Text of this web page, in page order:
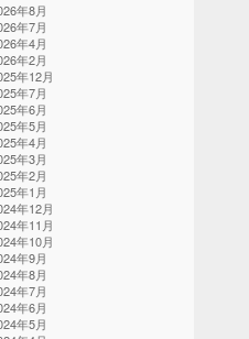
年8月
年7月
年4月
年2月
年12月
年7月
年6月
年5月
年4月
年3月
年2月
年1月
年12月
年11月
年10月
年9月
年8月
年7月
年6月
年5月